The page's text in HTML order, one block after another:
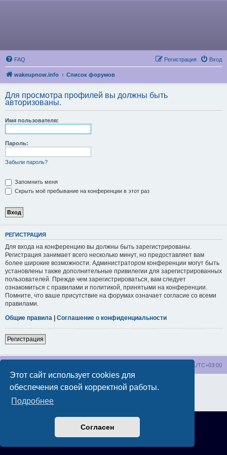
Этот сайт использует cookies для
обеспечения своей корректной работы.
Подробнее
Согласен
FAQ Вход
Регистрация
wakeupnow.info Список форумов
Для просмотра профилей вы должны быть
авторизованы.
Имя пользователя:
Пароль:
Забыли пароль?
Запомнить меня
Скрыть моё пребывание на конференции в этот раз
РЕГИСТРАЦИЯ
Для входа на конференцию вы должны быть зарегистрированы.
Регистрация занимает всего несколько минут, но предоставляет вам
более широкие возможности. Администратором конференции могут быть
установлены также дополнительные привилегии для зарегистрированных
пользователей. Прежде чем зарегистрироваться, вам следует
ознакомиться с правилами и политикой, принятыми на конференции.
Помните, что ваше присутствие на форумах означает согласие со всеми
правилами.
Общие правила | Соглашение о конфиденциальности
Регистрация
UTC+03:00
Создано на основе
® Forum Software © phpBB Limited
Русская поддержка phpBB